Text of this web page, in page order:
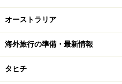
オーストラリア
海外旅行の準備・最新情報
タヒチ